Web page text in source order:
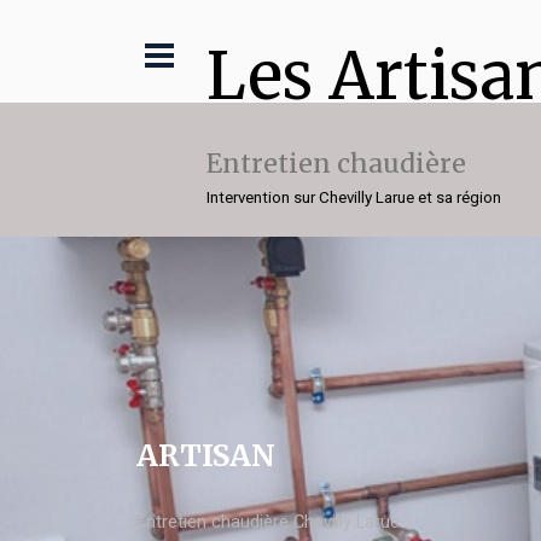
Les
Entretien chaudière
Intervention sur Chevilly Larue et sa région
ARTISAN
Entretien chaudière Chevilly Larue